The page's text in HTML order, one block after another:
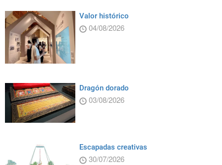
Valor histórico
04/08/2026
Dragón dorado
03/08/2026
Escapadas creativas
30/07/2026